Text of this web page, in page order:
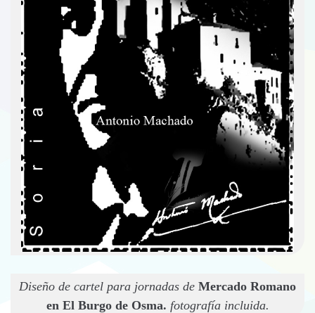
Diseño de cartel para jornadas de Mercado Romano
en El Burgo de Osma. fotografía incluida.